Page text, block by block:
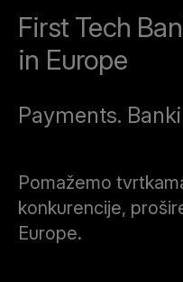
First Tech
in Europe
Payments.
Pomažemo
konkurencije,
Europe.